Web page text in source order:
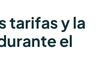
tarifas y la
el